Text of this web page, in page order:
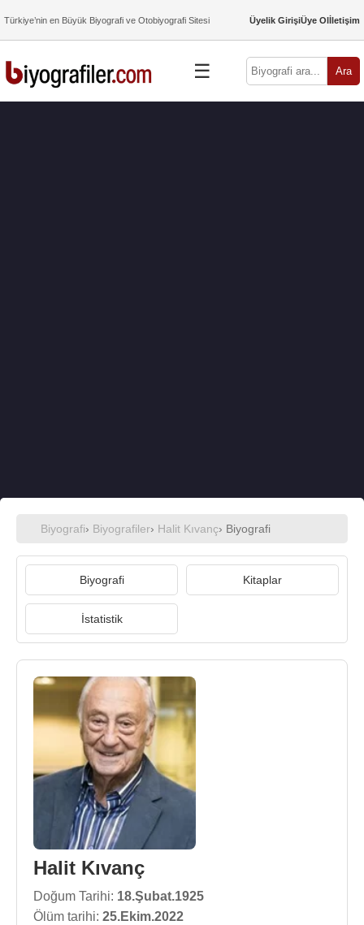
Türkiye’nin en Büyük Biyografi ve Otobiyografi Sitesi Üyelik GirişiÜye Olİletişim
☰ Ara
Biyografi› Biyografiler› Halit Kıvanç› Biyografi
Biyografi Kitaplar
İstatistik
Halit Kıvanç
Doğum Tarihi: 18.Şubat.1925
Ölüm tarihi: 25.Ekim.2022